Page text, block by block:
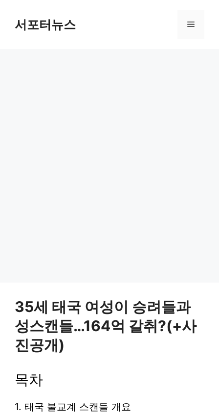
서포터뉴스 메
35세 태국 여성이 승려들과
성스캔들…164억 갈취?(+사
진공개)
목차
1. 태국 불교계 스캔들 개요